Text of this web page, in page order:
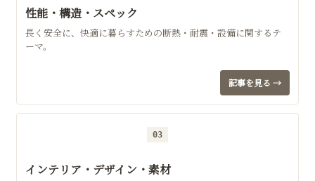
性能・構造・スペック
長く安全に、快適に暮らすための断熱・耐震・設備に関するテ
ーマ。
記事を見る →
03
インテリア・デザイン・素材